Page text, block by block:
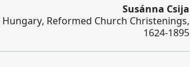
Susánna Csija
Hungary, Reformed Church Christenings,
1624-1895